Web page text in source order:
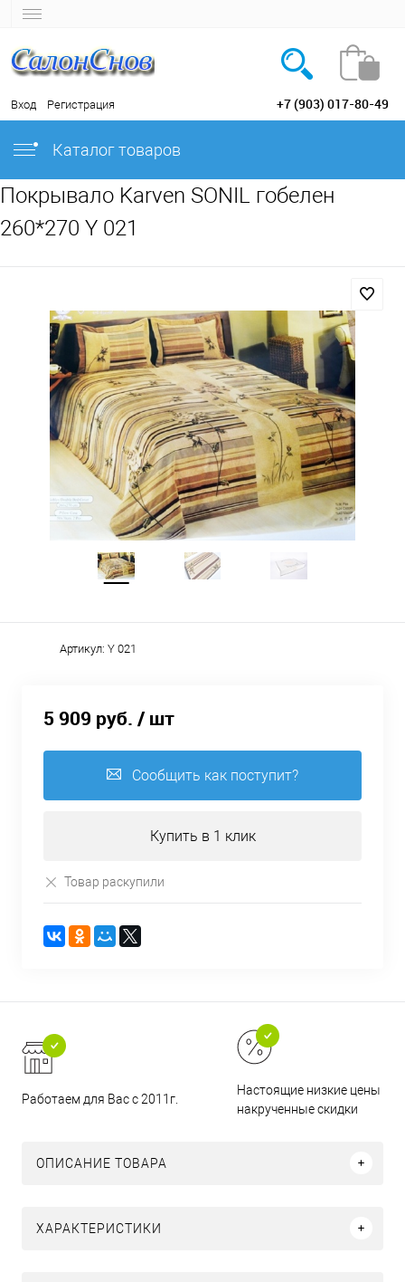
Вход Регистрация +7 (903) 017-80-49
Каталог товаров
Покрывало Karven SONIL гобелен
260*270 Y 021
Артикул: Y 021
5 909 руб. / шт
Сообщить как поступит?
Купить в 1 клик
Товар раскупили
Работаем для Вас с 2011г.
Настоящие низкие цены и
накрученные скидки
ОПИСАНИЕ ТОВАРА
ХАРАКТЕРИСТИКИ